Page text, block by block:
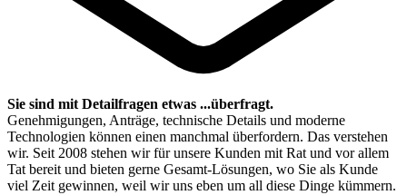
Sie sind mit Detailfragen etwas ...überfragt.
Genehmigungen, Anträge, technische Details und moderne
Technologien können einen manchmal überfordern. Das verstehen
wir. Seit 2008 stehen wir für unsere Kunden mit Rat und vor allem
Tat bereit und bieten gerne Gesamt-Lösungen, wo Sie als Kunde
viel Zeit gewinnen, weil wir uns eben um all diese Dinge kümmern.